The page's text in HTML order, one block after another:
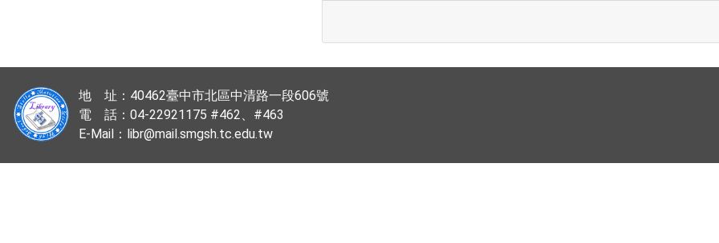
地 址：40462臺中市北區中清路一段606號
電 話：04-22921175 #462、#463
E-Mail：libr@mail.smgsh.tc.edu.tw